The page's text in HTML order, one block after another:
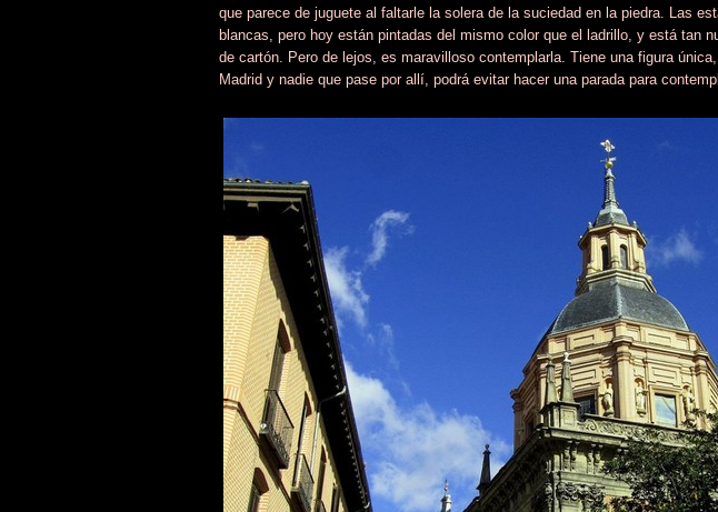
que parece de juguete al faltarle la solera de la suciedad en la piedra. Las
blancas, pero hoy están pintadas del mismo color que el ladrillo, y está tan
de cartón. Pero de lejos, es maravilloso contemplarla. Tiene una figura
Madrid y nadie que pase por allí, podrá evitar hacer una parada para